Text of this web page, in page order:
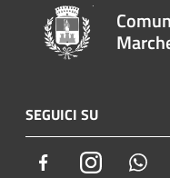
SEGUICI SU
FacebookInstagram